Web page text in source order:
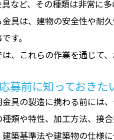
など、その種類は非常に多
金具は、建物の安全性や耐
す。
、これらの作業を通じて
募前に知っておきた
具の製造に携わる前には
類や特性、加工方法、接
建築基準法や建築物の仕様